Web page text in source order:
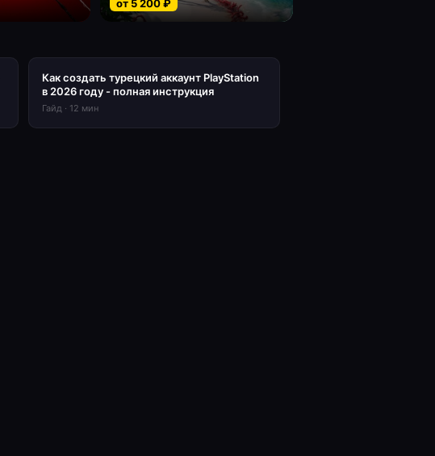
от 5 200₽
Как создать турецкий аккаунт PlayStation
в 2026 году - полная инструкция
Гайд · 12 мин